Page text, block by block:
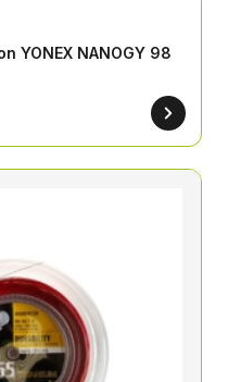
YONEX NANOGY 98